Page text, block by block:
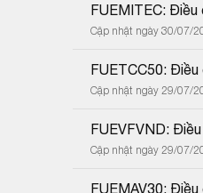
FUEMITEC:
Cập nhật ngày 30/07/
FUETCC50:
Cập nhật ngày 29/07/
FUEVFVND:
Cập nhật ngày 29/07/
FUEMAV30: